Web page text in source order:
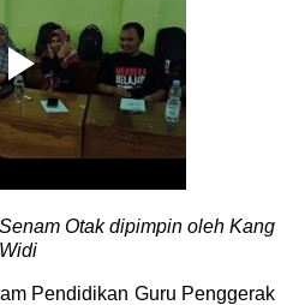
Otak dipimpin oleh Kang
Widi
Pendidikan Guru Penggerak